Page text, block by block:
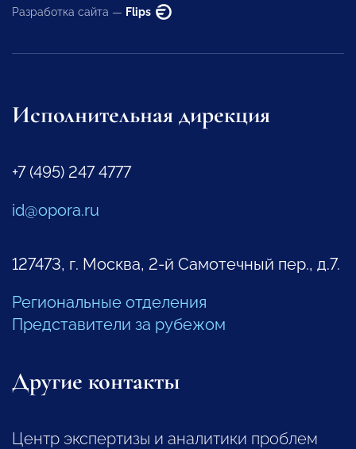
Разработка сайта — Flips
Исполнительная дирекция
+7 (495) 247 4777
id@opora.ru
127473, г. Москва, 2-й Самотечный пер., д.7.
Региональные отделения
Представители за рубежом
Другие контакты
Центр экспертизы и аналитики проблем